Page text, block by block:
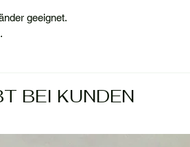
geeignet.
BEI KUNDEN